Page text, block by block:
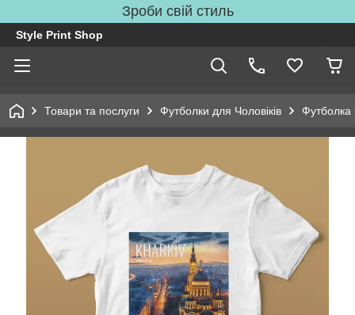
Зроби свій стиль
Style Print Shop
Товари та послуги Футболки для Чоловіків Футболка